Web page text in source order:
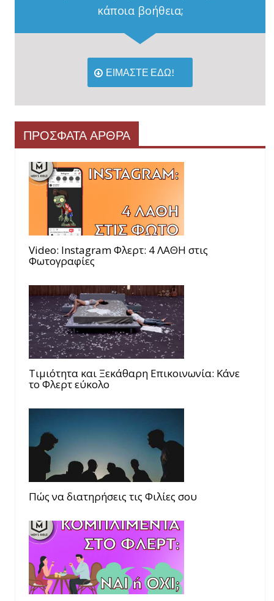
κάποια βοήθεια;
ΕΙΜΑΣΤΕ ΕΔΩ!
ΠΡΟΣΦΑΤΑ ΑΡΘΡΑ
Video: Instagram Φλερτ: 4 ΛΑΘΗ στις
Φωτογραφίες
Τιμιότητα και Ξεκάθαρη Επικοινωνία: Κάνε
το Φλερτ εύκολο
Πώς να διατηρήσεις τις Φιλίες σου